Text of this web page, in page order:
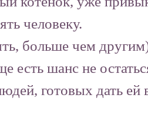
человеку.
больше чем
есть шанс не
готовых дать